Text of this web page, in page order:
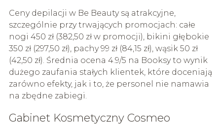
Ceny depilacji w Be Beauty są atrakcyjne,
szczególnie przy trwających promocjach: całe
nogi 450 zł (382,50 zł w promocji), bikini głębokie
350 zł (297,50 zł), pachy 99 zł (84,15 zł), wąsik 50 zł
(42,50 zł). Średnia ocena 4.9/5 na Booksy to wynik
dużego zaufania stałych klientek, które doceniają
zarówno efekty, jak i to, że personel nie namawia
na zbędne zabiegi.
Gabinet Kosmetyczny Cosmeo